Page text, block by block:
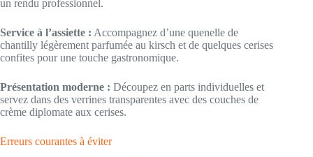
un rendu professionnel.
Service à l’assiette : Accompagnez d’une quenelle de
chantilly légèrement parfumée au kirsch et de quelques cerises
confites pour une touche gastronomique.
Présentation moderne : Découpez en parts individuelles et
servez dans des verrines transparentes avec des couches de
crème diplomate aux cerises.
Erreurs courantes à éviter